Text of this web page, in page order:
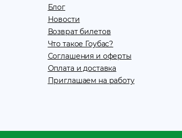
Блог
Новости
Возврат билетов
Что такое Гоубас?
Соглашения и оферты
Оплата и доставка
Приглашаем на работу